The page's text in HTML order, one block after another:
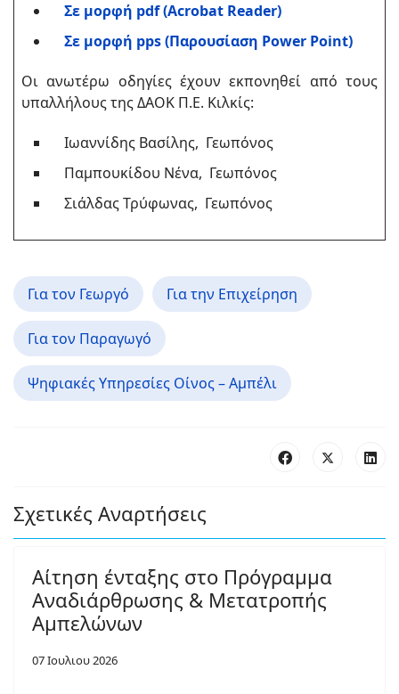
Σε μορφή pdf (Acrobat Reader)
Σε μορφή pps (Παρουσίαση Power Point)
Οι ανωτέρω οδηγίες έχουν εκπονηθεί από τους
υπαλλήλους της ΔΑΟΚ Π.Ε. Κιλκίς:
Ιωαννίδης Βασίλης, Γεωπόνος
Παμπουκίδου Νένα, Γεωπόνος
Σιάλδας Τρύφωνας, Γεωπόνος
Για τον Γεωργό Για την Επιχείρηση
Για τον Παραγωγό
Ψηφιακές Υπηρεσίες Οίνος – Αμπέλι
Σχετικές Αναρτήσεις
Αίτηση ένταξης στο Πρόγραμμα
Αναδιάρθρωσης & Μετατροπής
Αμπελώνων
07 Ιουλιου 2026